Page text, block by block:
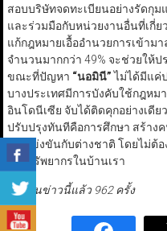
สอบบริษัทจดทะเบียนอย่างรัดกุม
และร่วมมือกับหน่วยงานอื่นที่เกี่
แก้กฎหมายเอื้ออำนวยการเข้าม
จำนวนมากกว่า 49% จะช่วยให้
ขณะที่ปัญหา “นอมินี”ไม่ได้มีแค่
บางประเทศมีการบังคับใช้กฎหมา
อินโดนีเซีย จับได้ติดคุกอย่างเดีย
ปรับปรุงทันทีคือการศึกษา สร้าง
เราแข่งขันกับต่างชาติ โดยไม่ต้
จากทรัพยากรในบ้านเรา
มีผู้อ่านข่าวนี้แล้ว 962 ครั้ง